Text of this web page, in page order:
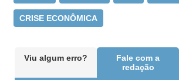
CRISE ECONÔMICA
Viu algum erro?
Fale com a
redação